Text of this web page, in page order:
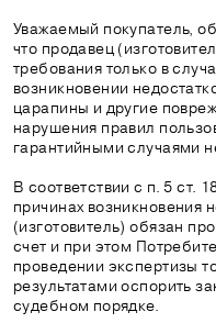
Уважаемый покупатель,
что продавец
требования только в
возникновении
царапины и другие
нарушения правил
гарантийными случаями
В соответствии с п. 5 ст.
причинах возникновения
(изготовитель) обязан
счет и при этом
проведении экспертизы
результатами оспорить
судебном порядке.